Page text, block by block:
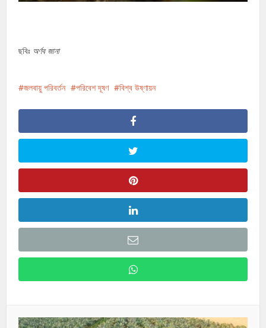
ছবিঃ অর্ণব জানা
জলবায়ু পরিবর্তন পরিবেশ দূষণ বিশ্ব উষ্ণায়ন